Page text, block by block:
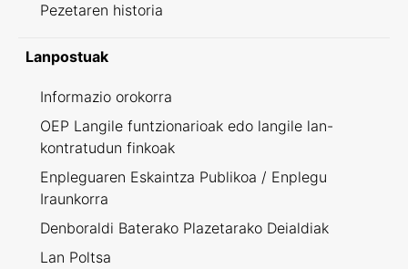
Pezetaren historia
Lanpostuak
Informazio orokorra
OEP Langile funtzionarioak edo langile lan-
kontratudun finkoak
Enpleguaren Eskaintza Publikoa / Enplegu
Iraunkorra
Denboraldi Baterako Plazetarako Deialdiak
Lan Poltsa